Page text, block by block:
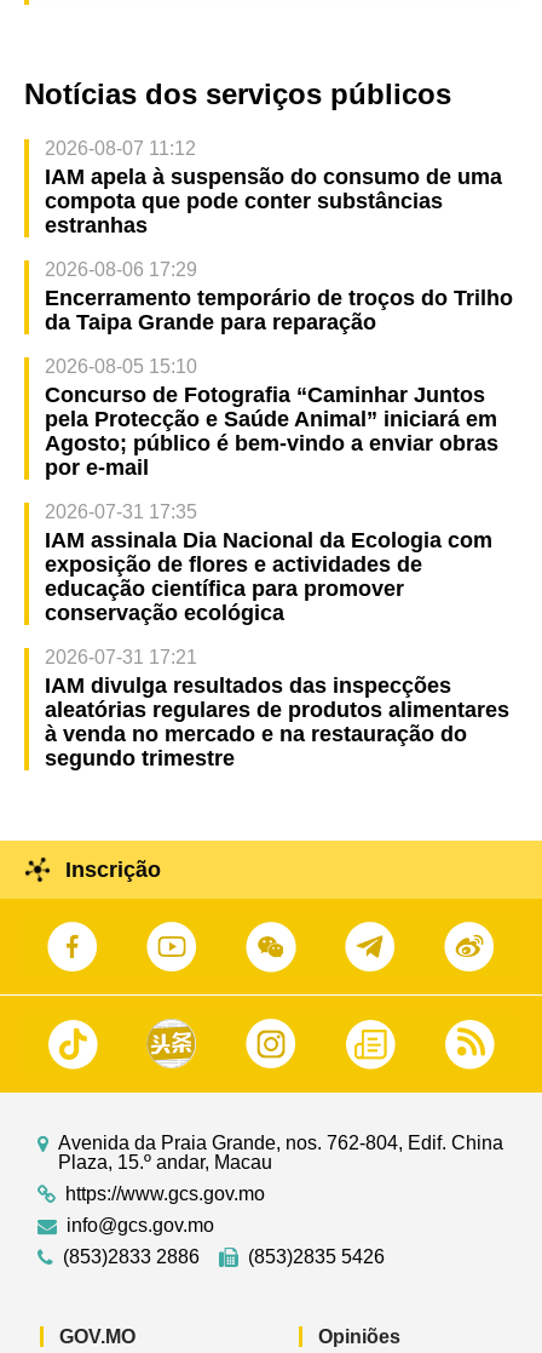
Notícias dos serviços públicos
2026-08-07 11:12
IAM apela à suspensão do consumo de uma
compota que pode conter substâncias
estranhas
2026-08-06 17:29
Encerramento temporário de troços do Trilho
da Taipa Grande para reparação
2026-08-05 15:10
Concurso de Fotografia “Caminhar Juntos
pela Protecção e Saúde Animal” iniciará em
Agosto; público é bem-vindo a enviar obras
por e-mail
2026-07-31 17:35
IAM assinala Dia Nacional da Ecologia com
exposição de flores e actividades de
educação científica para promover
conservação ecológica
2026-07-31 17:21
IAM divulga resultados das inspecções
aleatórias regulares de produtos alimentares
à venda no mercado e na restauração do
segundo trimestre
Inscrição
Avenida da Praia Grande, nos. 762-804, Edif. China
Plaza, 15.º andar, Macau
https://www.gcs.gov.mo
info@gcs.gov.mo
(853)2833 2886
(853)2835 5426
GOV.MO Opiniões